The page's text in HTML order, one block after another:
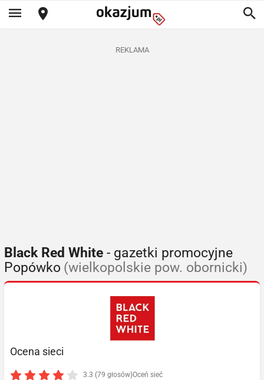
REKLAMA
Black Red White - gazetki promocyjne
Popówko (wielkopolskie pow. obornicki)
Ocena sieci
3.3 (79 głosów)Oceń sieć